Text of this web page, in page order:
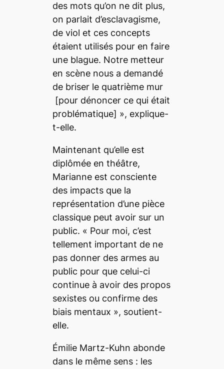
des mots qu’on ne dit plus,
on parlait d’esclavagisme,
de viol et ces concepts
étaient utilisés pour en faire
une blague. Notre metteur
en scène nous a demandé
de briser le quatrième mur
[pour dénoncer ce qui était
problématique] », explique-
t-elle.
Maintenant qu’elle est
diplômée en théâtre,
Marianne est consciente
des impacts que la
représentation d’une pièce
classique peut avoir sur un
public. « Pour moi, c’est
tellement important de ne
pas donner des armes au
public pour que celui-ci
continue à avoir des propos
sexistes ou confirme des
biais mentaux », soutient-
elle.
Émilie Martz-Kuhn abonde
dans le même sens : les